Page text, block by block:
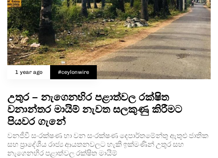
1 year ago #ceylonwire
උතුර – නැගෙනහිර පළාත්වල රක්ෂිත
වනාන්තර මායිම් නැවත සලකුණු කිරීමට
පියවර ගැනේ
වනජීවී සංරක්ෂණ හා වන සංරක්ෂණ දෙපාර්තමේන්තු ඇතුළු ජාතික
සහ ප්‍රාදේශීය රාජ්‍ය ආයතනවලට හැකි ඉක්මණින් උතුර සහ
නැගෙනහිර පළාත්වල රක්ෂිත මායිම්